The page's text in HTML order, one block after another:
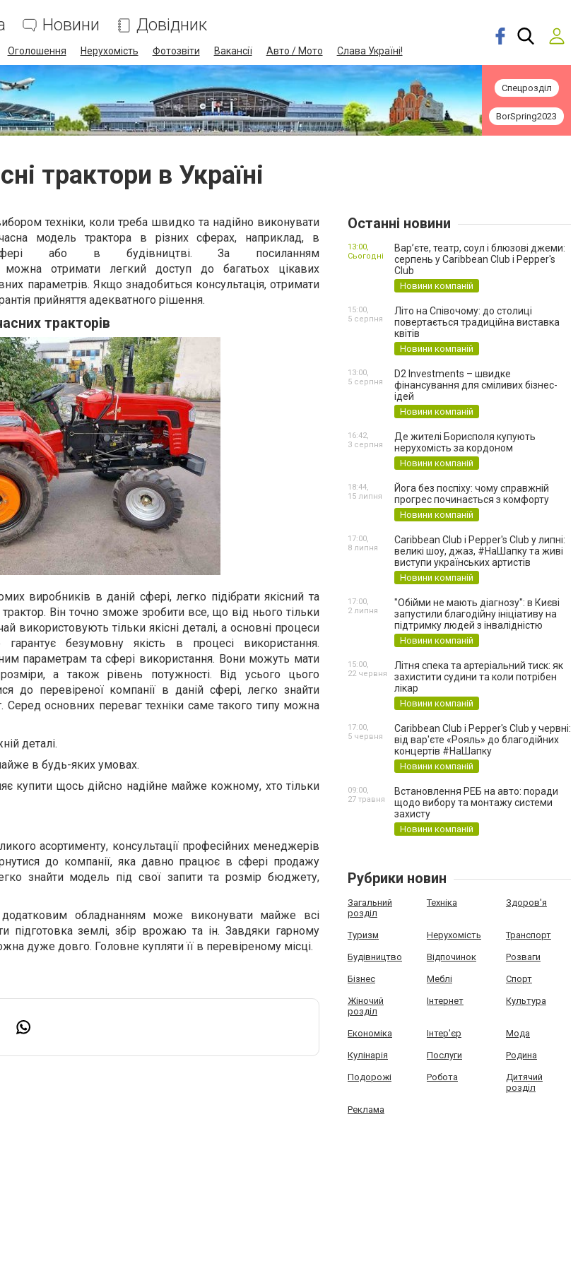
Новини Довідник
Оголошення Нерухомість Фотозвіти Вакансії Авто / Мото Слава Україні!
Спецрозділ
BorSpring2023
трактори в Україні
техніки, коли треба швидко та надійно виконувати
модель трактора в різних сферах, наприклад, в
сфері або в будівництві. За посиланням
можна отримати легкий доступ до багатьох цікавих
параметрів. Якщо знадобиться консультація, отримати
прийняття адекватного рішення.
тракторів
виробників в даній сфері, легко підібрати якісний та
Він точно зможе зробити все, що від нього тільки
використовують тільки якісні деталі, а основні процеси
безумовну якість в процесі використання.
параметрам та сфері використання. Вони можуть мати
розміри, а також рівень потужності. Від усього цього
до перевіреної компанії в даній сфері, легко знайти
Серед основних переваг техніки саме такого типу можна
деталі.
в будь-яких умовах.
купити щось дійсно надійне майже кожному, хто тільки
асортименту, консультації професійних менеджерів
до компанії, яка давно працює в сфері продажу
знайти модель під свої запити та розмір бюджету,
додатковим обладнанням може виконувати майже всі
землі, збір врожаю та ін. Завдяки гарному
дуже довго. Головне купляти її в перевіреному місці.
Останні новини
Вар’єте, театр, соул і блюзові джеми:
серпень у Caribbean Club і Pepper's
Club
Новини компаній
13:00,
Сьогодні
Літо на Співочому: до столиці
повертається традиційна виставка
квітів
Новини компаній
15:00,
5 серпня
D2 Investments – швидке
фінансування для сміливих бізнес-
ідей
Новини компаній
13:00,
5 серпня
Де жителі Борисполя купують
нерухомість за кордоном
Новини компаній
16:42,
3 серпня
Йога без поспіху: чому справжній
прогрес починається з комфорту
Новини компаній
18:44,
15 липня
Caribbean Club і Pepper's Club у липні:
великі шоу, джаз, #НаШапку та живі
виступи українських артистів
Новини компаній
17:00,
8 липня
"Обійми не мають діагнозу": в Києві
запустили благодійну ініціативу на
підтримку людей з інвалідністю
Новини компаній
17:00,
2 липня
Літня спека та артеріальний тиск: як
захистити судини та коли потрібен
лікар
Новини компаній
15:00,
22 червня
Caribbean Club і Pepper's Club у червні:
від вар'єте «Рояль» до благодійних
концертів #НаШапку
Новини компаній
17:00,
5 червня
Встановлення РЕБ на авто: поради
щодо вибору та монтажу системи
захисту
Новини компаній
09:00,
27 травня
Рубрики новин
Загальний
розділ
Техніка Здоров'я
Туризм Нерухомість Транспорт
Будівництво Відпочинок Розваги
Бізнес Меблі Спорт
Жіночий
розділ
Інтернет Культура
Економіка Інтер'єр Мода
Кулінарія Послуги Родина
Подорожі Робота
Дитячий
розділ
Реклама